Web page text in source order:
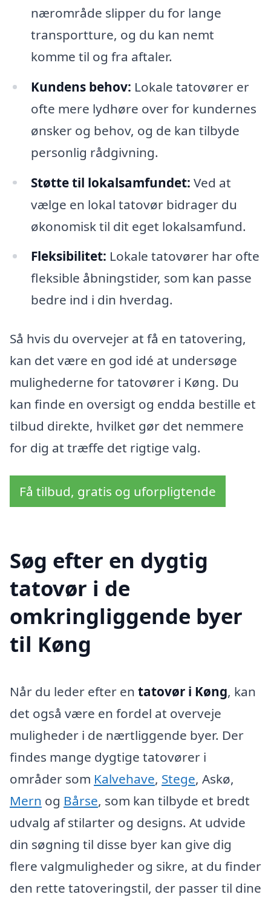
nærområde slipper du for lange
transportture, og du kan nemt
komme til og fra aftaler.
Kundens behov: Lokale tatovører er
ofte mere lydhøre over for kundernes
ønsker og behov, og de kan tilbyde
personlig rådgivning.
Støtte til lokalsamfundet: Ved at
vælge en lokal tatovør bidrager du
økonomisk til dit eget lokalsamfund.
Fleksibilitet: Lokale tatovører har ofte
fleksible åbningstider, som kan passe
bedre ind i din hverdag.
Så hvis du overvejer at få en tatovering,
kan det være en god idé at undersøge
mulighederne for tatovører i Køng. Du
kan finde en oversigt og endda bestille et
tilbud direkte, hvilket gør det nemmere
for dig at træffe det rigtige valg.
Få tilbud, gratis og uforpligtende
Søg efter en dygtig
tatovør i de
omkringliggende byer
til Køng
Når du leder efter en tatovør i Køng, kan
det også være en fordel at overveje
muligheder i de nærtliggende byer. Der
findes mange dygtige tatovører i
områder som Kalvehave, Stege, Askø,
Mern og Bårse, som kan tilbyde et bredt
udvalg af stilarter og designs. At udvide
din søgning til disse byer kan give dig
flere valgmuligheder og sikre, at du finder
den rette tatoveringstil, der passer til dine